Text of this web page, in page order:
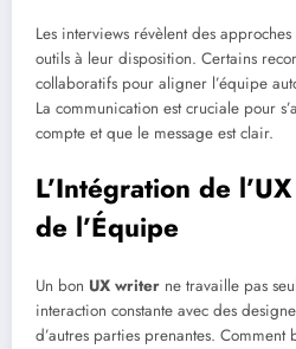
Les interviews révèlent des
outils à leur disposition. Certains
collaboratifs pour aligner l’équipe
La communication est cruciale pour
compte et que le message est clair.
L’Intégration de
de l’Équipe
Un bon UX writer ne travaille pas
interaction constante avec des
d’autres parties prenantes. Comment